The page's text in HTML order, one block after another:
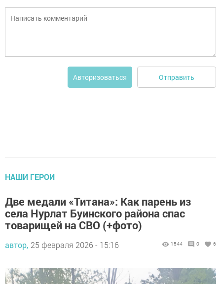
Авторизоваться Отправить
НАШИ ГЕРОИ
Две медали «Титана»: Как парень из
села Нурлат Буинского района спас
товарищей на СВО (+фото)
автор, 25 февраля 2026 - 15:16 1544 0 6